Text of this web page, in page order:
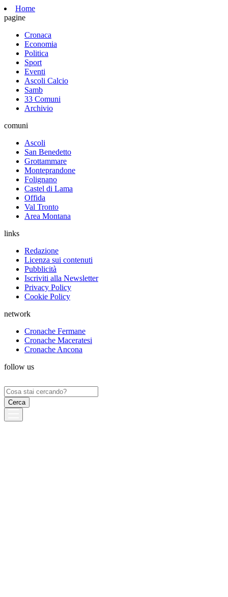
Home
pagine
Cronaca
Economia
Politica
Sport
Eventi
Ascoli Calcio
Samb
33 Comuni
Archivio
comuni
Ascoli
San Benedetto
Grottammare
Monteprandone
Folignano
Castel di Lama
Offida
Val Tronto
Area Montana
links
Redazione
Licenza sui contenuti
Pubblicità
Iscriviti alla Newsletter
Privacy Policy
Cookie Policy
network
Cronache Fermane
Cronache Maceratesi
Cronache Ancona
follow us
Ricerca
per: